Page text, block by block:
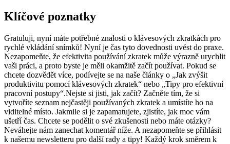
Klíčové poznatky
Gratuluji, nyní máte potřebné znalosti o klávesových zkratkách pro
rychlé vkládání snímků! Nyní je čas tyto dovednosti uvést do praxe.
Nezapomeňte, že efektivita používání zkratek může výrazně urychlit
vaši práci, a proto byste je měli okamžitě začít používat. Pokud se
chcete dozvědět více, podívejte se na naše články o „Jak zvýšit
produktivitu pomocí klávesových zkratek“ nebo „Tipy pro efektivní
pracovní postupy“.Nejste si jisti, jak začít? Začněte tím, že si
vytvoříte seznam nejčastěji používaných zkratek a umístíte ho na
viditelné místo. Jakmile si je zapamatujete, zjistíte, jak moc vám
ušetří čas. Chcete se podělit o své zkušenosti nebo máte otázky?
Neváhejte nám zanechat komentář níže. A nezapomeňte se přihlásit
k našemu newsletteru pro další rady a tipy! Každý krok směrem k